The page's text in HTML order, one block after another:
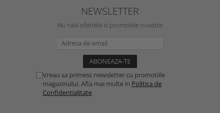
NEWSLETTER
Nu rata ofertele si promotiile noastre
Vreau sa primesc newsletter cu promotiile
magazinului. Afla mai multe in Politica de
Confidentialitate